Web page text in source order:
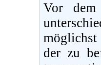
Vor
der zu